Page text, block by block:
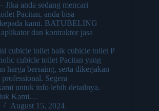
anda sedang mencari
Pacitan, anda bisa
kepada kami. BATUBELING
dan kontraktor jasa
cubicle toilet baik cubicle toilet P
cubicle toilet Pacitan yang
harga bersaing, serta dikerjakan
Segera
untuk info lebih detailnya.
Kami…
August 15, 2024